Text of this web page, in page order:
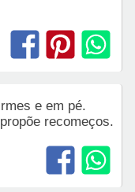
e em pé.
recomeços.